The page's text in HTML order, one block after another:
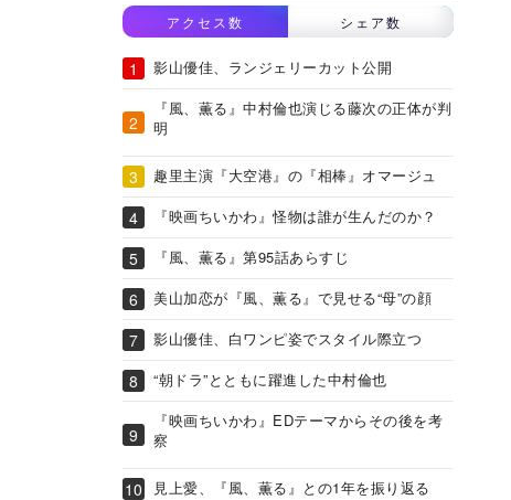
アクセス数 シェア数
影山優佳、ランジェリーカット公開
『風、薫る』中村倫也演じる藤次の正体が判
明
趣里主演『大空港』の『相棒』オマージュ
『映画ちいかわ』怪物は誰が生んだのか？
『風、薫る』第95話あらすじ
美山加恋が『風、薫る』で見せる“母”の顔
影山優佳、白ワンピ姿でスタイル際立つ
“朝ドラ”とともに躍進した中村倫也
『映画ちいかわ』EDテーマからその後を考
察
見上愛、『風、薫る』との1年を振り返る